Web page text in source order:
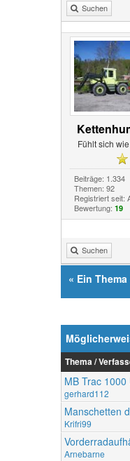
Suchen
Fühlt sich
Beiträge: 1.334
Themen: 92
Registriert seit:
Bewertung: 19
Suchen
« Ein
Thema /
MB Trac
gerhard112
Manschetten
Krifri99
Arnebarne